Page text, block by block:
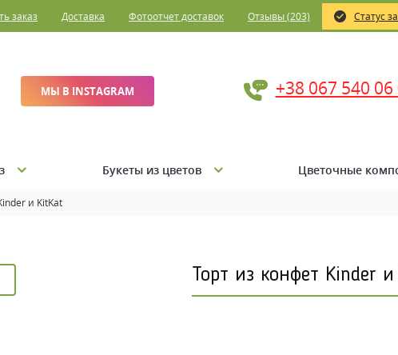
заказ Доставка Фотоотчет доставок Отзывы (203) Статус
МЫ В INSTAGRAM +38 067 540 06
Букеты из цветов Цветочные
и KitKat
Торт из конфет Kinder